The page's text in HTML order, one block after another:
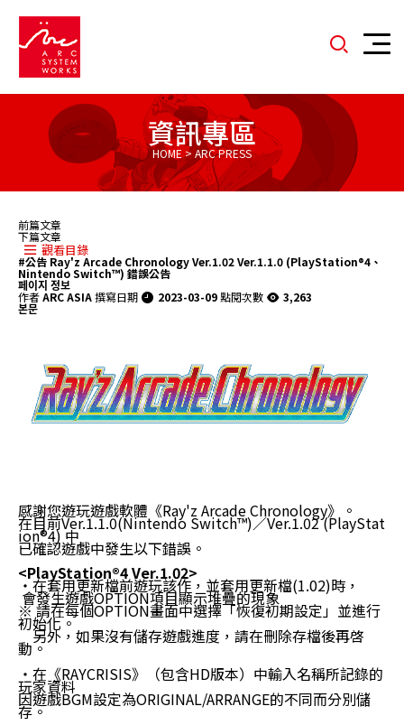
資訊專區
HOME > ARC PRESS
前篇文章
下篇文章
觀看目錄
#公告 Ray'z Arcade Chronology Ver.1.02 Ver.1.1.0 (PlayStation®4、
Nintendo Switch™) 錯誤公告
페이지 정보
作者ARC ASIA撰寫日期 2023-03-09點閱次數 3,263
본문
感謝您遊玩遊戲軟體《Ray'z Arcade Chronology》。
在目前Ver.1.1.0(Nintendo Switch™)／Ver.1.02 (PlayStat
ion®4) 中
已確認遊戲中發生以下錯誤。
<PlayStation®4 Ver.1.02>
‧在套用更新檔前遊玩該作，並套用更新檔(1.02)時，
會發生遊戲OPTION項目顯示堆疊的現象
※ 請在每個OPTION畫面中選擇「恢復初期設定」並進行
初始化。
另外，如果沒有儲存遊戲進度，請在刪除存檔後再啓
動。
‧ 在《RAYCRISIS》（包含HD版本）中輸入名稱所記錄的
玩家資料
因遊戲BGM設定為ORIGINAL/ARRANGE的不同而分別儲
存。